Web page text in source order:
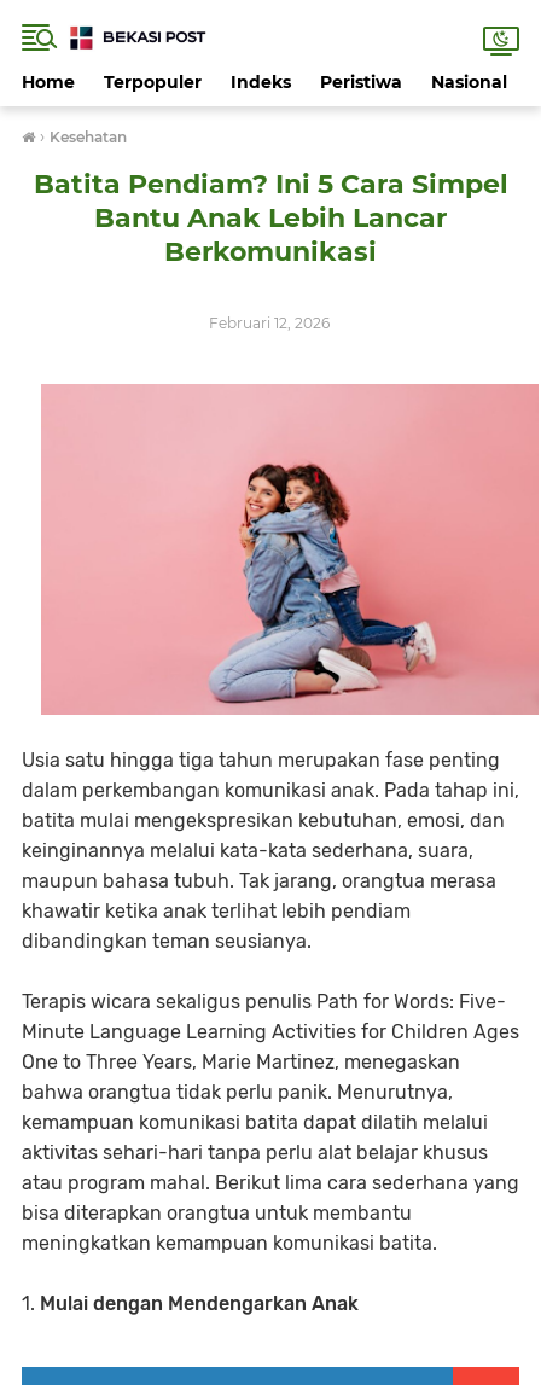
Home Terpopuler Indeks Peristiwa Nasional
› Kesehatan
Batita Pendiam? Ini 5 Cara Simpel
Bantu Anak Lebih Lancar
Berkomunikasi
Februari 12, 2026
Usia satu hingga tiga tahun merupakan fase penting
dalam perkembangan komunikasi anak. Pada tahap ini,
batita mulai mengekspresikan kebutuhan, emosi, dan
keinginannya melalui kata-kata sederhana, suara,
maupun bahasa tubuh. Tak jarang, orangtua merasa
khawatir ketika anak terlihat lebih pendiam
dibandingkan teman seusianya.
Terapis wicara sekaligus penulis Path for Words: Five-
Minute Language Learning Activities for Children Ages
One to Three Years, Marie Martinez, menegaskan
bahwa orangtua tidak perlu panik. Menurutnya,
kemampuan komunikasi batita dapat dilatih melalui
aktivitas sehari-hari tanpa perlu alat belajar khusus
atau program mahal. Berikut lima cara sederhana yang
bisa diterapkan orangtua untuk membantu
meningkatkan kemampuan komunikasi batita.
1. Mulai dengan Mendengarkan Anak